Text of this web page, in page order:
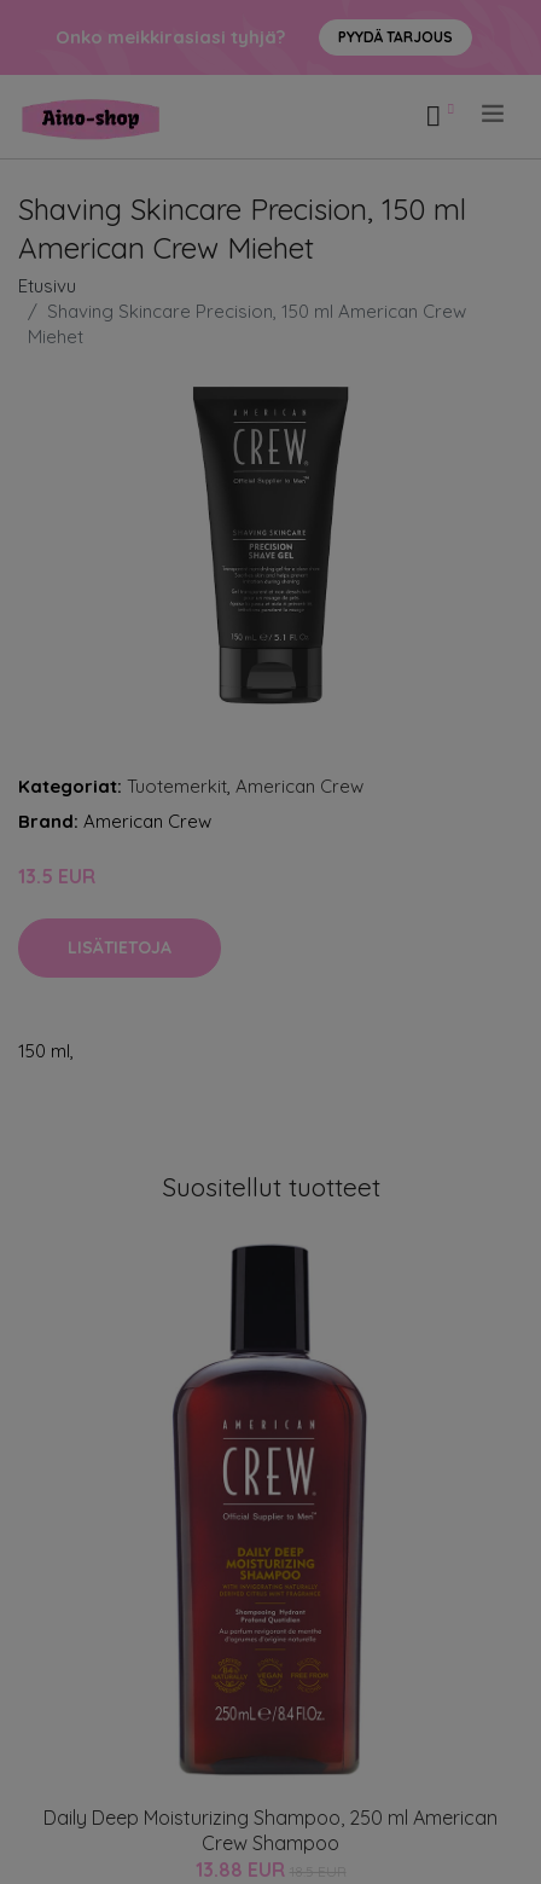
Onko meikkirasiasi tyhjä? PYYDÄ TARJOUS
Shaving Skincare Precision, 150 ml
American Crew Miehet
Etusivu
Shaving Skincare Precision, 150 ml American Crew
Miehet
Kategoriat: Tuotemerkit American Crew
Brand: American Crew
13.5 EUR
LISÄTIETOJA
150 ml,
Suositellut tuotteet
Daily Deep Moisturizing Shampoo, 250 ml American
Crew Shampoo
13.88 EUR